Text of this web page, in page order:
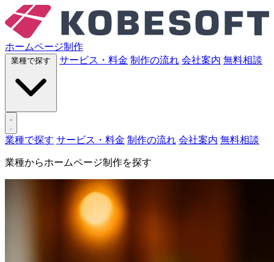
ホームページ制作
サービス・料金 制作の流れ 会社案内 無料相談
業種で探す サービス・料金 制作の流れ 会社案内 無料相談
業種からホームページ制作を探す